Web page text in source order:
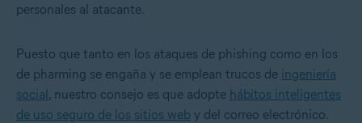
personales al atacante.
Puesto que tanto en los ataques de phishing como en los
de pharming se engaña y se emplean trucos de ingeniería
social , nuestro consejo es que adopte hábitos inteligentes
de uso seguro de los sitios web y del correo electrónico.